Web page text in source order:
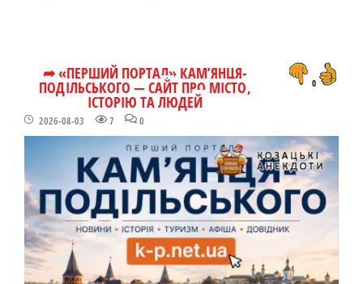
➦ «ПЕРШИЙ ПОРТАЛ» КАМ’ЯНЦЯ-
ПОДІЛЬСЬКОГО — САЙТ ПРО МІСТО,
ІСТОРІЮ ТА ЛЮДЕЙ
2026-08-03 7 0
0